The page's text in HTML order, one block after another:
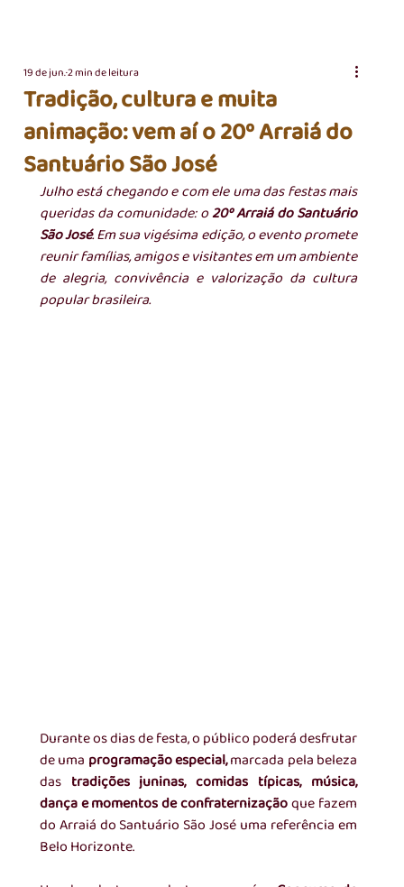
Tradição, cultura e muita
animação: vem aí o 20º Arraiá do
Santuário São José
19 de jun.2 min de leitura
Julho está chegando e com ele uma das festas mais
queridas da comunidade: o 20º Arraiá do Santuário
São José. Em sua vigésima edição, o evento promete
reunir famílias, amigos e visitantes em um ambiente
de alegria, convivência e valorização da cultura
popular brasileira.
Durante os dias de festa, o público poderá desfrutar
de uma programação especial, marcada pela beleza
das tradições juninas, comidas típicas, música,
dança e momentos de confraternização que fazem
do Arraiá do Santuário São José uma referência em
Belo Horizonte.